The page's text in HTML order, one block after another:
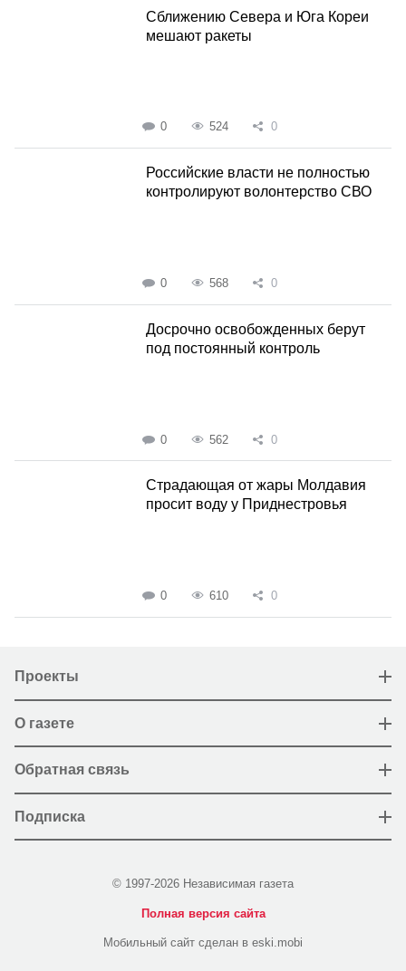
Сближению Севера и Юга Кореи
мешают ракеты
0 524 0
Российские власти не полностью
контролируют волонтерство СВО
0 568 0
Досрочно освобожденных берут
под постоянный контроль
0 562 0
Страдающая от жары Молдавия
просит воду у Приднестровья
0 610 0
Проекты
О газете
Обратная связь
Подписка
© 1997-2026 Независимая газета
Полная версия сайта
Мобильный сайт сделан в eski.mobi